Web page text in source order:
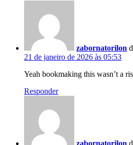
zabornatorilon
21 de janeiro de 2026 às 05:53
Yeah bookmaking this wasn’t a
Responder
zabornatorilon